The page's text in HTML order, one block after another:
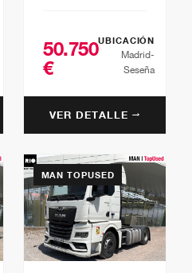
50.750
€
UBICACIÓN
Madrid-
Seseña
VER DETALLE →
MAN TOPUSED